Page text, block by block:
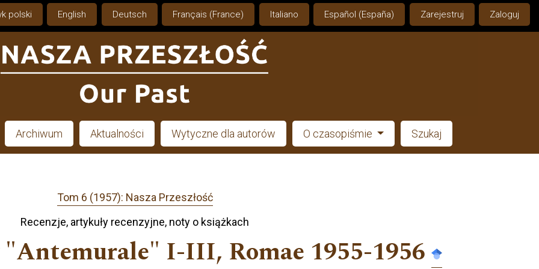
polski English Deutsch Français (France) Italiano Español (España) Zarejestruj Zaloguj
Archiwum Aktualności Wytyczne dla autorów O czasopiśmie Szukaj
Tom 6 (1957): Nasza Przeszłość
Recenzje, artykuły recenzyjne, noty o książkach
"Antemurale" I-III, Romae 1955-1956